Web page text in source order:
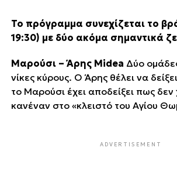
Το πρόγραμμα συνεχίζεται το
19:30) με δύο ακόμα σημαντικά
Μαρούσι – Άρης Midea Δύο
νίκες κύρους. Ο Άρης θέλει να
το Μαρούσι έχει αποδείξει πως δεν
κανέναν στο «κλειστό του Αγίου
ADVERTISEMENT